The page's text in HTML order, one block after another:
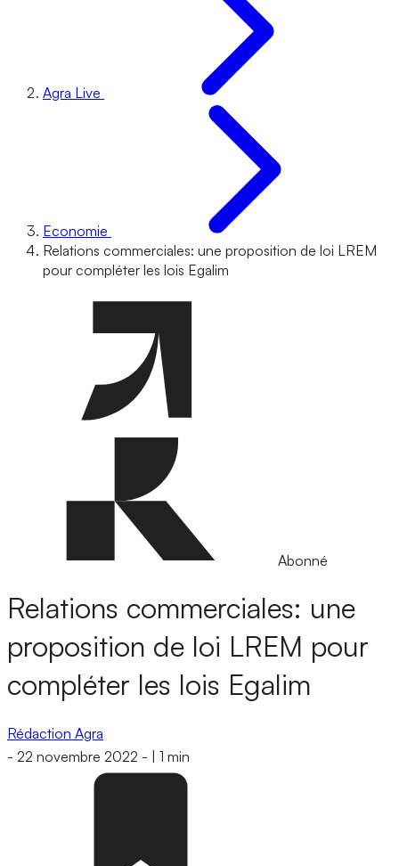
Agra Live
Economie
Relations commerciales: une proposition de loi LREM
pour compléter les lois Egalim
Abonné
Relations commerciales: une
proposition de loi LREM pour
compléter les lois Egalim
Rédaction Agra
- 22 novembre 2022 - 1 min